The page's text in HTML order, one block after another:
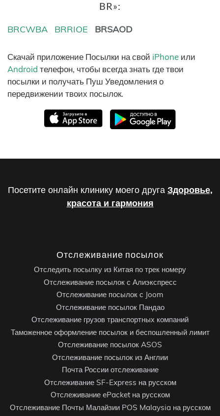
BR»:
BRCWBA BRRIOE BRSAOD
Скачай приложение Посылки на свой iPhone или
Android телефон, чтобы всегда знать где твои
посылки и получать Пуш Уведомления о
передвижении твоих посылок.
Посетите онлайн клинику моего друга Здоровье,
красота и гармония
Отслеживание посылок
Отследить посылку из Китая по трек номеру
Отслеживание посылок с Алиэкспресс
Отслеживание посылок с Joom
Отслеживание посылок Пандао
Отслеживание грузов транспортных компаний
Таможенное оформление посылок и беспошленный лимит
Отслеживание посылок ASOS
Отслеживание посылок из Англии
Почта России отслеживание
Отслеживание SF-Express на русском
Отслеживание ePacket на русском
Отслеживание Почты Малайзии POS Malaysia на русском